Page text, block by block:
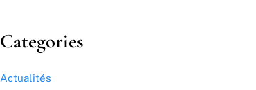
Categories
Actualités